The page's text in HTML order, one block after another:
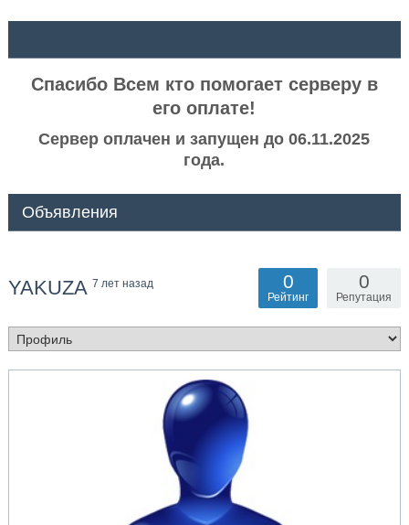
Спасибо Всем кто помогает серверу в
его оплате!
Сервер оплачен и запущен до 06.11.2025
года.
Объявления
YAKUZA 7 лет назад 0
Репутация
0
Рейтинг